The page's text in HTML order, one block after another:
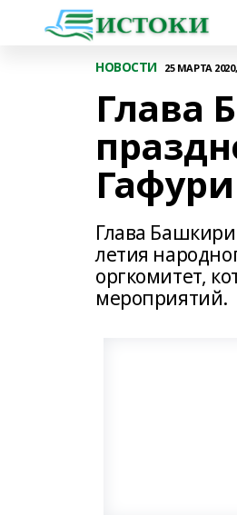
НОВОСТИ 25 МАРТА 2020,
Глава
Гафури
Глава
летия
оргкомитет,
мероприятий.